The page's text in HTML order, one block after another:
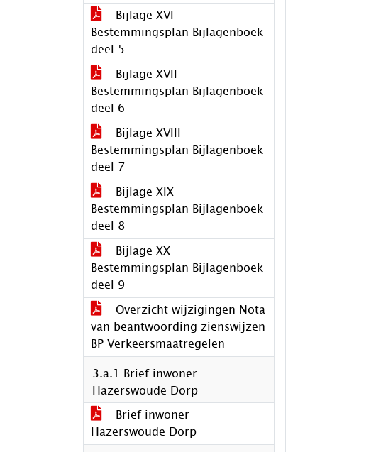
Bijlage XVI
Bestemmingsplan Bijlagenboek
deel 5
Bijlage XVII
Bestemmingsplan Bijlagenboek
deel 6
Bijlage XVIII
Bestemmingsplan Bijlagenboek
deel 7
Bijlage XIX
Bestemmingsplan Bijlagenboek
deel 8
Bijlage XX
Bestemmingsplan Bijlagenboek
deel 9
Overzicht wijzigingen Nota
van beantwoording zienswijzen
BP Verkeersmaatregelen
3.a.1 Brief inwoner
Hazerswoude Dorp
Brief inwoner
Hazerswoude Dorp